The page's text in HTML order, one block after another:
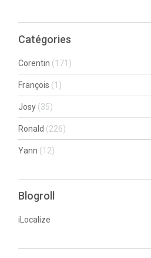
Catégories
Corentin (171)
François (1)
Josy (35)
Ronald (226)
Yann (12)
Blogroll
iLocalize